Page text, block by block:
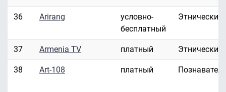
36 Arirang
условно-
бесплатный
Этнические
37 Armenia TV платный Этнические
38 Art-108 платный